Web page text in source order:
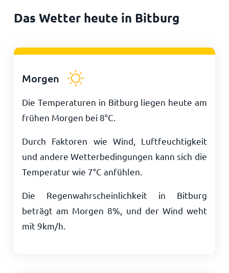
Das Wetter heute in Bitburg
Morgen
Die Temperaturen in Bitburg liegen heute am
frühen Morgen bei 8°C
Durch Faktoren wie Wind, Luftfeuchtigkeit
und andere Wetterbedingungen kann sich die
Temperatur wie 7°C anfühlen.
Die Regenwahrscheinlichkeit in Bitburg
beträgt am Morgen 8%, und der Wind weht
mit 9km/h